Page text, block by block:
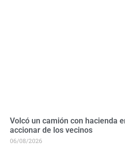
Volcó un camión con hacienda
accionar de los vecinos
06/08/2026